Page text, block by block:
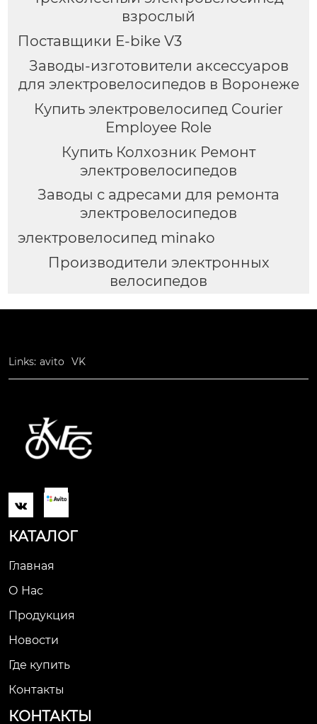
взрослый
Поставщики E-bike V3
Заводы-изготовители аксессуаров
для электровелосипедов в Воронеже
Купить электровелосипед Courier
Employee Role
Купить Колхозник Ремонт
электровелосипедов
Заводы с адресами для ремонта
электровелосипедов
электровелосипед minako
Производители электронных
велосипедов
Links: avito VK

КАТАЛОГ
Главная
О Нас
Продукция
Новости
Где купить
Контакты
КОНТАКТЫ